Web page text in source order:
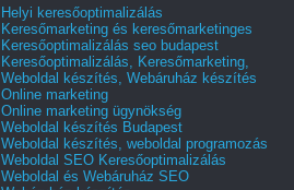
Helyi keresőoptimalizálás
Keresőmarketing és keresőmarketinges
Keresőoptimalizálás seo budapest
Keresőoptimalizálás, Keresőmarketing,
Weboldal készítés, Webáruház készítés
Online marketing
Online marketing ügynökség
Weboldal készítés Budapest
Weboldal készítés, weboldal programozás
Weboldal SEO Keresőoptimalizálás
Weboldal és Webáruház SEO